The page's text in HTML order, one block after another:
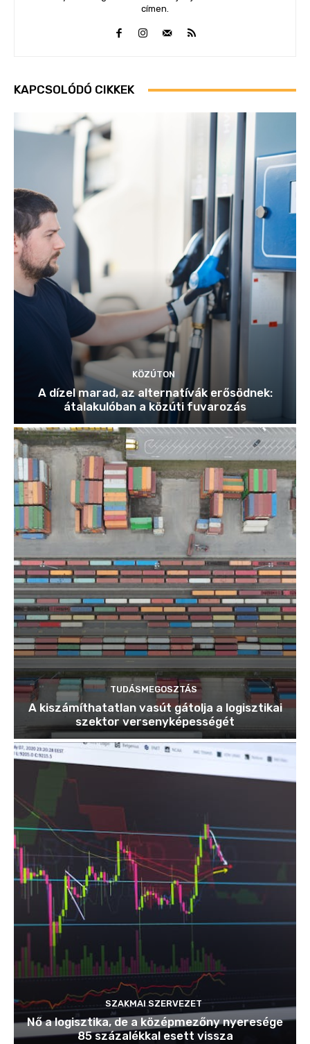
címen.
KAPCSOLÓDÓ CIKKEK
KÖZÚTON
A dízel marad, az alternatívák erősödnek:
átalakulóban a közúti fuvarozás
TUDÁSMEGOSZTÁS
A kiszámíthatatlan vasút gátolja a logisztikai
szektor versenyképességét
SZAKMAI SZERVEZET
Nő a logisztika, de a középmezőny nyeresége
85 százalékkal esett vissza